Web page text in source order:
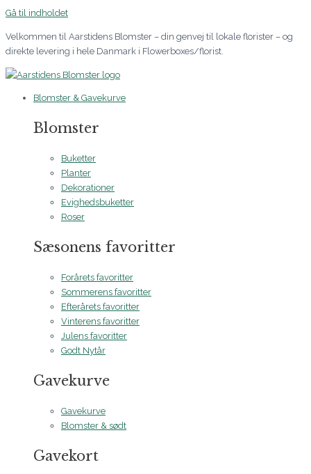
Gå til indholdet
Velkommen til Aarstidens Blomster – din genvej til lokale florister – og
direkte levering i hele Danmark i Flowerboxes/florist.
Blomster & Gavekurve
Blomster
Buketter
Planter
Dekorationer
Evighedsbuketter
Roser
Sæsonens favoritter
Forårets favoritter
Sommerens favoritter
Efterårets favoritter
Vinterens favoritter
Julens favoritter
Godt Nytår
Gavekurve
Gavekurve
Blomster & sødt
Gavekort